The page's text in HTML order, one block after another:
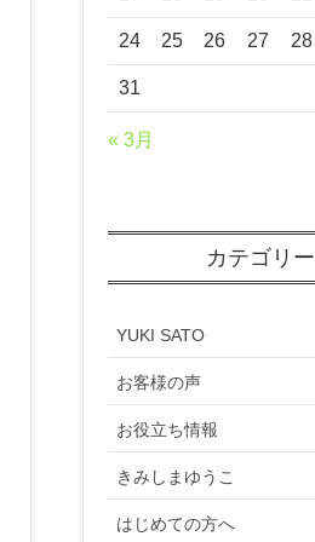
24 25 26 27 28
31
« 3月
カテゴリー
YUKI SATO
お客様の声
お役立ち情報
きみしまゆうこ
はじめての方へ